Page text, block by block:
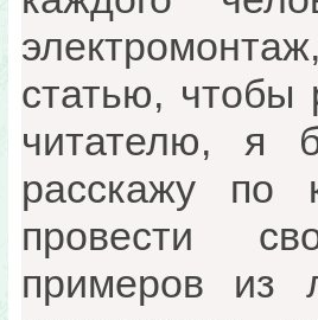
статью,
читателю, я
расскажу по
провести
примеров из